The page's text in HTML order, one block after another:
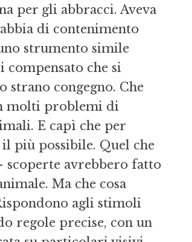
per gli abbracci. Aveva
di contenimento
strumento simile
compensato che si
strano congegno. Che
molti problemi di
E capì che per
più possibile. Quel che
scoperte avrebbero fatto
Ma che cosa
agli stimoli
regole precise, con un